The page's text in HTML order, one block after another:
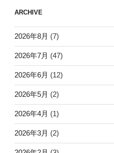
ARCHIVE
2026年8月 (7)
2026年7月 (47)
2026年6月 (12)
2026年5月 (2)
2026年4月 (1)
2026年3月 (2)